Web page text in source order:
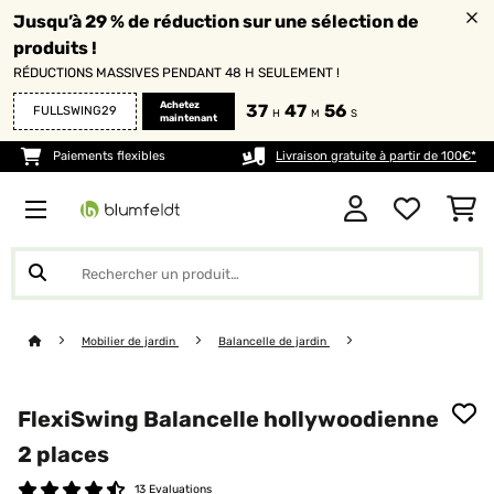
Jusqu’à 29 % de réduction sur une sélection de
produits !
RÉDUCTIONS MASSIVES PENDANT 48 H SEULEMENT !
FULLSWING29
Achetez
maintenant
37 H 47 M 55 S
Paiements flexibles Livraison gratuite à partir de 100€*
Mobilier de jardin Balancelle de jardin
FlexiSwing Balancelle hollywoodienne
2 places
13 Evaluations